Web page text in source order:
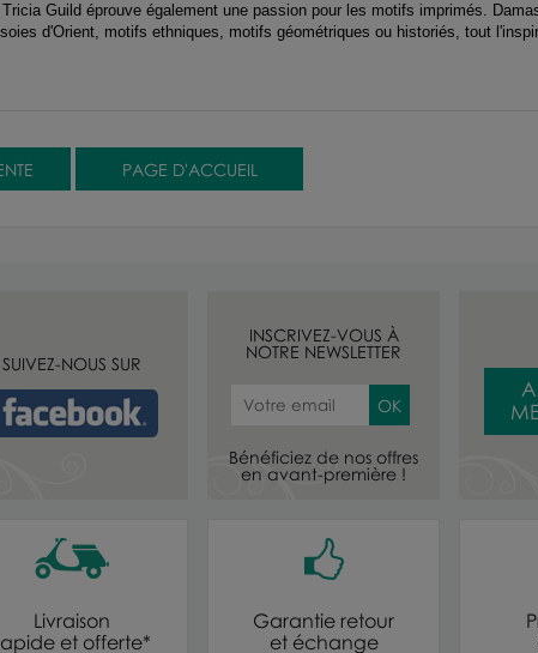
Guild éprouve également une passion pour les motifs imprimés.
d'Orient, motifs ethniques, motifs géométriques ou historiés, tout
SUIVEZ-NOUS SUR
INSCRIVEZ-VOUS À
NOTRE NEWSLETTER
Bénéficiez de nos offres
en avant-première !
Livraison
et offerte*
Garantie retour
et échange